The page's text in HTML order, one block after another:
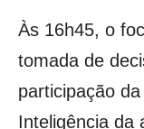
Às 16h45, o
tomada de
participação
Inteligência da